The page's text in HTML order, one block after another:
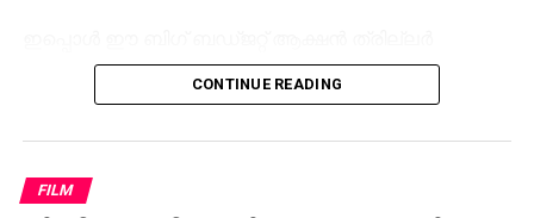
ചിത്രത്തിന്റെ ചിത്രീകരണം പുരോഗമിക്കുകയാണ്.
ദുല്‍ഖര്‍ സല്‍മാന്റെ നാല്പതാം ചിത്രമായി ഒരുക്കുന്ന
കതിര്‍, പാര്‍ത്ഥ് തിവാരി, തമിഴ് നായികാ താരം
സംയുക്ത വിശ്വനാഥന്‍ എന്നിവരും വേഷമിടുന്നുണ്ട്.
CONTINUE READING
FILM